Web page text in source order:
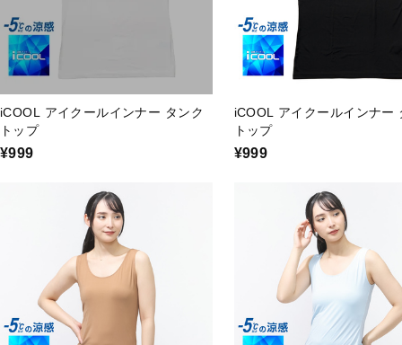
iCOOL アイクールインナー タンク
トップ
¥999
iCOOL アイクールインナー
トップ
¥999